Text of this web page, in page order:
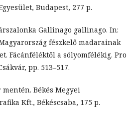
Budapest, 277 p.
Gallinago gallinago. In:
fészkelő madarainak
Fácánféléktől a sólyomfélékig. Pro
pp. 513–517.
mentén. Békés Megyei
Kft., Békéscsaba, 175 p.